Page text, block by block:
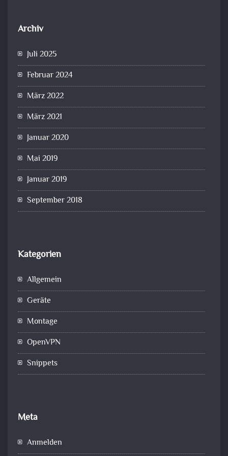
Archiv
Juli 2025
Februar 2024
März 2022
März 2021
Januar 2020
Mai 2019
Januar 2019
September 2018
Kategorien
Allgemein
Geräte
Montage
OpenVPN
Snippets
Meta
Anmelden